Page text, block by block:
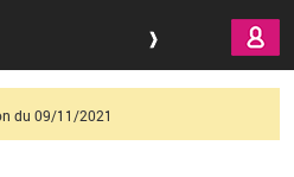
du 09/11/2021